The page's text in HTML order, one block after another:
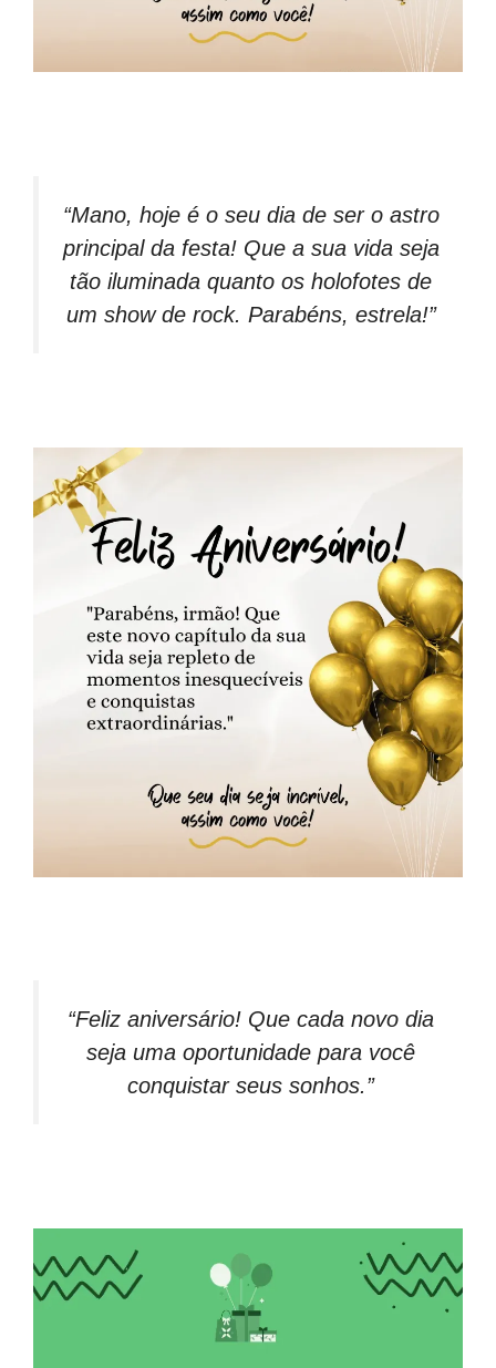
“Mano, hoje é o seu dia de ser o astro
principal da festa! Que a sua vida seja
tão iluminada quanto os holofotes de
um show de rock. Parabéns, estrela!”
“Feliz aniversário! Que cada novo dia
seja uma oportunidade para você
conquistar seus sonhos.”